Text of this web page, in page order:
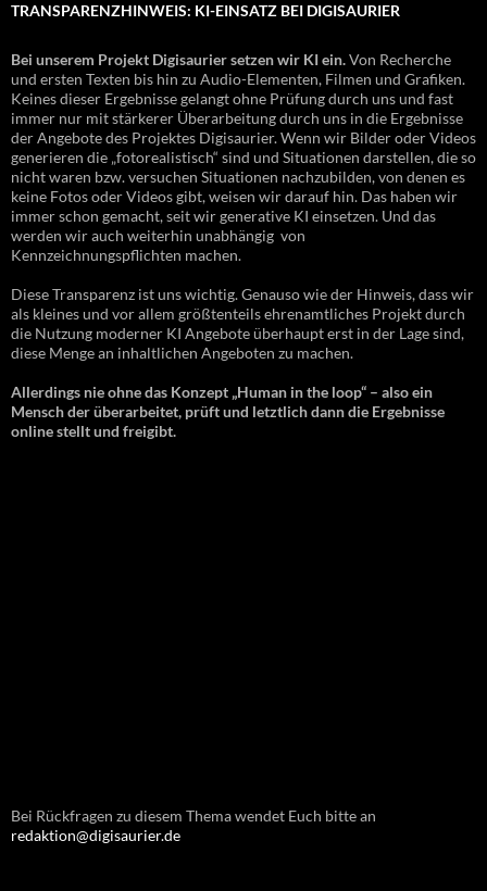
TRANSPARENZHINWEIS: KI-EINSATZ BEI DIGISAURIER
Bei unserem Projekt Digisaurier setzen wir KI ein.Von Recherche
und ersten Texten bis hin zu Audio-Elementen, Filmen und Grafiken.
Keines dieser Ergebnisse gelangt ohne Prüfung durch uns und fast
immer nur mit stärkerer Überarbeitung durch uns in die Ergebnisse
der Angebote des Projektes Digisaurier. Wenn wir Bilder oder Videos
generieren die „fotorealistisch“ sind und Situationen darstellen, die so
nicht waren bzw. versuchen Situationen nachzubilden, von denen es
keine Fotos oder Videos gibt, weisen wir darauf hin. Das haben wir
immer schon gemacht, seit wir generative KI einsetzen. Und das
werden wir auch weiterhin unabhängig von
Kennzeichnungspflichten machen.
Diese Transparenz ist uns wichtig. Genauso wie der Hinweis, dass wir
als kleines und vor allem größtenteils ehrenamtliches Projekt durch
die Nutzung moderner KI Angebote überhaupt erst in der Lage sind,
diese Menge an inhaltlichen Angeboten zu machen.
Allerdings nie ohne das Konzept „Human in the loop“ – also ein
Mensch der überarbeitet, prüft und letztlich dann die Ergebnisse
online stellt und freigibt.
Bei Rückfragen zu diesem Thema wendet Euch bitte an
redaktion@digisaurier.de